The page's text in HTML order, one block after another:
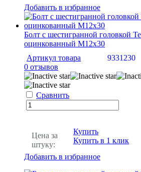
Добавить в избранное
Болт с шестигранной головкой
оцинкованный М12х30
Артикул товара
9331230
0 отзывов
Сравнить
Цена за
штуку:
Купить
Купить в 1 клик
Добавить в избранное